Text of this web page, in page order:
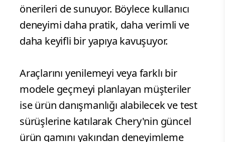
önerileri de sunuyor. Böylece kullanıcı
deneyimi daha pratik, daha verimli ve
daha keyifli bir yapıya kavuşuyor.
Araçlarını yenilemeyi veya farklı bir
modele geçmeyi planlayan müşteriler
ise ürün danışmanlığı alabilecek ve test
sürüşlerine katılarak Chery'nin güncel
ürün gamını yakından deneyimleme